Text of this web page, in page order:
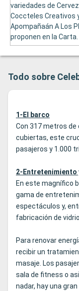
variedades de
Coccteles Creativos
Apompañaán A Los
proponen en la Carta.
Todo sobre
1-El barco
Con 317 metros de
cubiertas, este
pasajeros y 1.000
2-Entretenimiento
En este magnífico
gama de
espectáculos y,
fabricación de
Para renovar
recibir un
masaje. Los
sala de fitness o
nadar, hay una